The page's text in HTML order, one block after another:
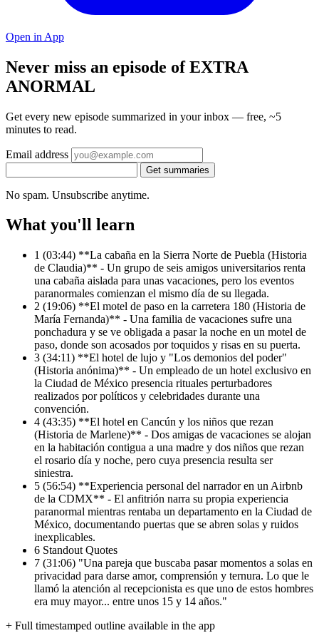
Open in App
Never miss an episode of EXTRA
ANORMAL
Get every new episode summarized in your inbox — free, ~5
minutes to read.
Email address
Get summaries
No spam. Unsubscribe anytime.
What you'll learn
1 (03:44) **La cabaña en la Sierra Norte de Puebla (Historia
de Claudia)** - Un grupo de seis amigos universitarios renta
una cabaña aislada para unas vacaciones, pero los eventos
paranormales comienzan el mismo día de su llegada.
2 (19:06) **El motel de paso en la carretera 180 (Historia de
María Fernanda)** - Una familia de vacaciones sufre una
ponchadura y se ve obligada a pasar la noche en un motel de
paso, donde son acosados por toquidos y risas en su puerta.
3 (34:11) **El hotel de lujo y "Los demonios del poder"
(Historia anónima)** - Un empleado de un hotel exclusivo en
la Ciudad de México presencia rituales perturbadores
realizados por políticos y celebridades durante una
convención.
4 (43:35) **El hotel en Cancún y los niños que rezan
(Historia de Marlene)** - Dos amigas de vacaciones se alojan
en la habitación contigua a una madre y dos niños que rezan
el rosario día y noche, pero cuya presencia resulta ser
siniestra.
5 (56:54) **Experiencia personal del narrador en un Airbnb
de la CDMX** - El anfitrión narra su propia experiencia
paranormal mientras rentaba un departamento en la Ciudad de
México, documentando puertas que se abren solas y ruidos
inexplicables.
6 Standout Quotes
7 (31:06) "Una pareja que buscaba pasar momentos a solas en
privacidad para darse amor, comprensión y ternura. Lo que le
llamó la atención al recepcionista es que uno de estos hombres
era muy mayor... entre unos 15 y 14 años."
+ Full timestamped outline available in the app